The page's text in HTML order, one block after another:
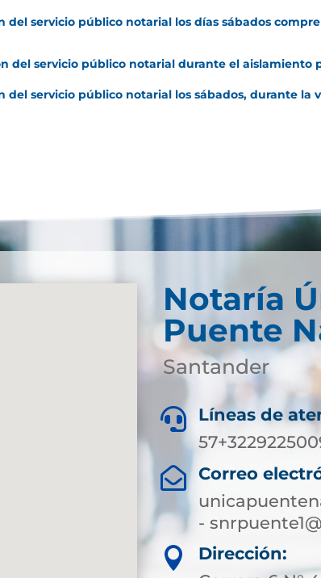
servicio público notarial los días sábados
del servicio público notarial durante el aislamiento
servicio público notarial los sábados, durante la
Notaría
Puente
Santander

Líneas de

Correo
-

Dirección: